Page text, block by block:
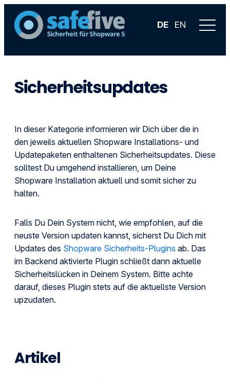
DE EN
Sicherheitsupdates
In dieser Kategorie informieren wir Dich über die in
den jeweils aktuellen Shopware Installations- und
Updatepaketen enthaltenen Sicherheitsupdates. Diese
solltest Du umgehend installieren, um Deine
Shopware Installation aktuell und somit sicher zu
halten.
Falls Du Dein System nicht, wie empfohlen, auf die
neuste Version updaten kannst, sicherst Du Dich mit
Updates des Shopware Sicherheits-Plugins ab. Das
im Backend aktivierte Plugin schließt dann aktuelle
Sicherheitslücken in Deinem System. Bitte achte
darauf, dieses Plugin stets auf die aktuellste Version
upzudaten.
Artikel